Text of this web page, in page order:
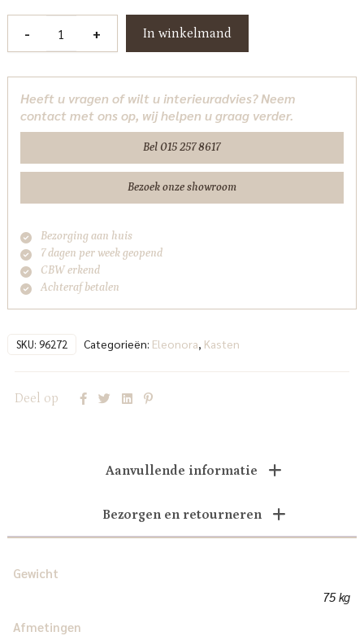
-
cm
lichtbruin
aantal
+ In winkelmand
Heeft u vragen of wilt u interieuradvies? Neem
contact met ons op, wij helpen u graag verder.
Bel 015 257 8617
Bezoek onze showroom
Bezorging aan huis
7 dagen per week geopend
CBW erkend
Achteraf betalen
SKU: 96272 Categorieën: Eleonora, Kasten
Deel op
Aanvullende informatie
Bezorgen en retourneren
Gewicht
75 kg
Afmetingen